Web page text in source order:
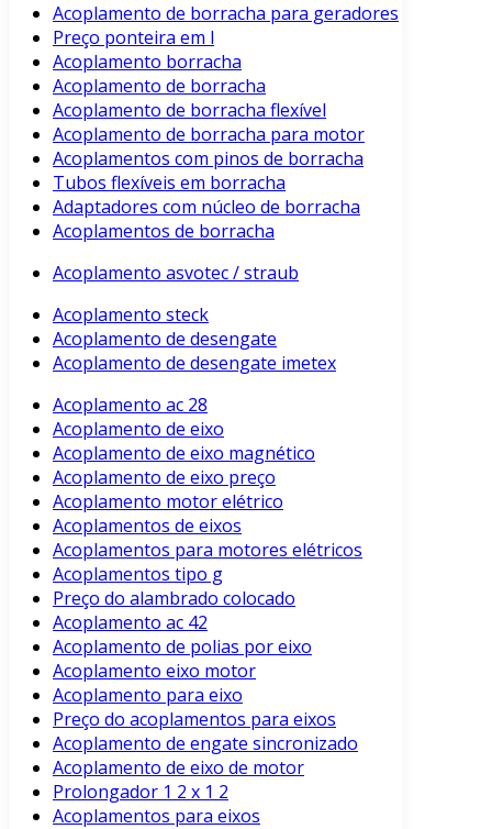
Acoplamento de borracha para geradores
Preço ponteira em l
Acoplamento borracha
Acoplamento de borracha
Acoplamento de borracha flexível
Acoplamento de borracha para motor
Acoplamentos com pinos de borracha
Tubos flexíveis em borracha
Adaptadores com núcleo de borracha
Acoplamentos de borracha
Acoplamento asvotec / straub
Acoplamento steck
Acoplamento de desengate
Acoplamento de desengate imetex
Acoplamento ac 28
Acoplamento de eixo
Acoplamento de eixo magnético
Acoplamento de eixo preço
Acoplamento motor elétrico
Acoplamentos de eixos
Acoplamentos para motores elétricos
Acoplamentos tipo g
Preço do alambrado colocado
Acoplamento ac 42
Acoplamento de polias por eixo
Acoplamento eixo motor
Acoplamento para eixo
Preço do acoplamentos para eixos
Acoplamento de engate sincronizado
Acoplamento de eixo de motor
Prolongador 1 2 x 1 2
Acoplamentos para eixos